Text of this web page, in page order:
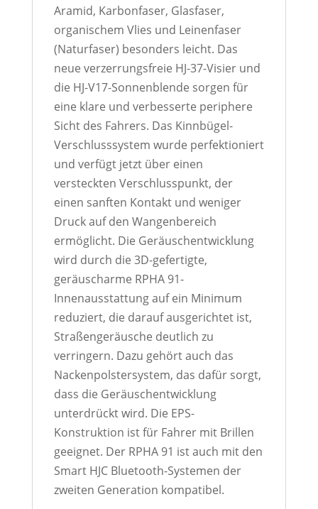
Aramid, Karbonfaser, Glasfaser,
organischem Vlies und Leinenfaser
(Naturfaser) besonders leicht. Das
neue verzerrungsfreie HJ-37-Visier und
die HJ-V17-Sonnenblende sorgen für
eine klare und verbesserte periphere
Sicht des Fahrers. Das Kinnbügel-
Verschlusssystem wurde perfektioniert
und verfügt jetzt über einen
versteckten Verschlusspunkt, der
einen sanften Kontakt und weniger
Druck auf den Wangenbereich
ermöglicht. Die Geräuschentwicklung
wird durch die 3D-gefertigte,
geräuscharme RPHA 91-
Innenausstattung auf ein Minimum
reduziert, die darauf ausgerichtet ist,
Straßengeräusche deutlich zu
verringern. Dazu gehört auch das
Nackenpolstersystem, das dafür sorgt,
dass die Geräuschentwicklung
unterdrückt wird. Die EPS-
Konstruktion ist für Fahrer mit Brillen
geeignet. Der RPHA 91 ist auch mit den
Smart HJC Bluetooth-Systemen der
zweiten Generation kompatibel.